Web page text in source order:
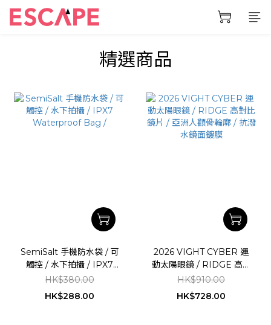
prev next
精選商品
SemiSalt 手機防水袋 / 可
觸控 / 水下拍攝 / IPX7
Waterproof Bag /
HK$380.00
HK$288.00
2026 VIGHT CYBER 運
動太陽眼鏡 / RIDGE 高對
比鏡片 / 亞洲人顴骨輪廓 /
抗潑水鏡面鍍膜
HK$910.00
HK$728.00